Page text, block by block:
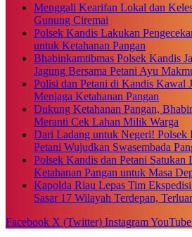
Menggali Kearifan Lokal dan
Gunung Ciremai
Polsek Kandis Lakukan
untuk Ketahanan Pangan
Bhabinkamtibmas Polsek Kandis
Jagung Bersama Petani Ayu
Polisi dan Petani di Kandis Kawal
Menjaga Ketahanan Pangan
Dukung Ketahanan Pangan,
Meranti Cek Lahan Milik Warga
Dari Ladang untuk Negeri! Polsek
Petani Wujudkan Swasembada
Polsek Kandis dan Petani Satukan
Ketahanan Pangan untuk Masa
Kapolda Riau Lepas Tim
Sasar 17 Wilayah Terdepan,
Facebook X (Twitter) InstagramYouTube